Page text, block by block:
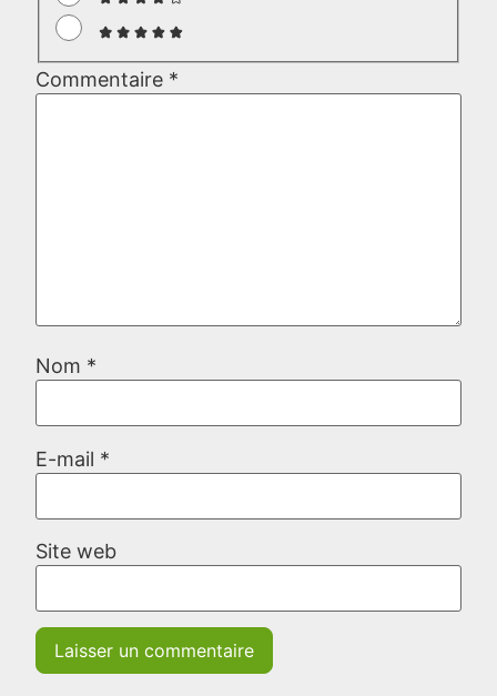
Commentaire *
Nom *
E-mail *
Site web